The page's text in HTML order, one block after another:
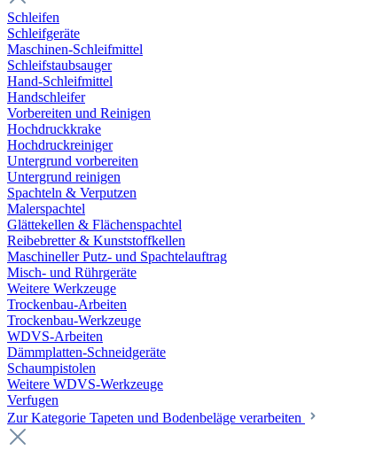
Schleifen
Schleifgeräte
Maschinen-Schleifmittel
Schleifstaubsauger
Hand-Schleifmittel
Handschleifer
Vorbereiten und Reinigen
Hochdruckkrake
Hochdruckreiniger
Untergrund vorbereiten
Untergrund reinigen
Spachteln & Verputzen
Malerspachtel
Glättekellen & Flächenspachtel
Reibebretter & Kunststoffkellen
Maschineller Putz- und Spachtelauftrag
Misch- und Rührgeräte
Weitere Werkzeuge
Trockenbau-Arbeiten
Trockenbau-Werkzeuge
WDVS-Arbeiten
Dämmplatten-Schneidgeräte
Schaumpistolen
Weitere WDVS-Werkzeuge
Verfugen
Zur Kategorie Tapeten und Bodenbeläge verarbeiten